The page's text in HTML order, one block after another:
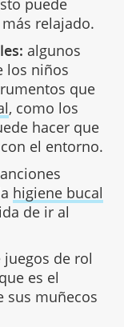
puede
relajado.
algunos
los niños
que
, como los
hacer que
el entorno.
higiene bucal
de ir al
juegos de rol
es el
sus muñecos